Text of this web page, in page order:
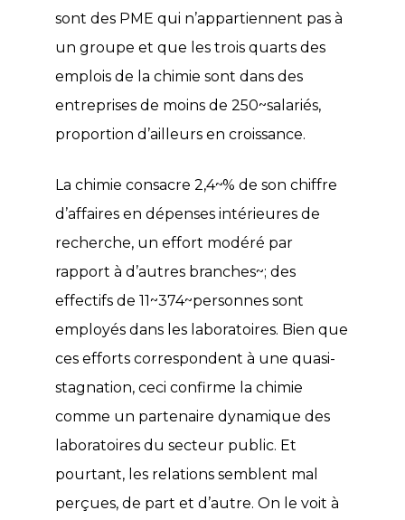
sont des PME qui n’appartiennent pas à
un groupe et que les trois quarts des
emplois de la chimie sont dans des
entreprises de moins de 250~salariés,
proportion d’ailleurs en croissance.
La chimie consacre 2,4~% de son chiffre
d’affaires en dépenses intérieures de
recherche, un effort modéré par
rapport à d’autres branches~; des
effectifs de 11~374~personnes sont
employés dans les laboratoires. Bien que
ces efforts correspondent à une quasi-
stagnation, ceci confirme la chimie
comme un partenaire dynamique des
laboratoires du secteur public. Et
pourtant, les relations semblent mal
perçues, de part et d’autre. On le voit à